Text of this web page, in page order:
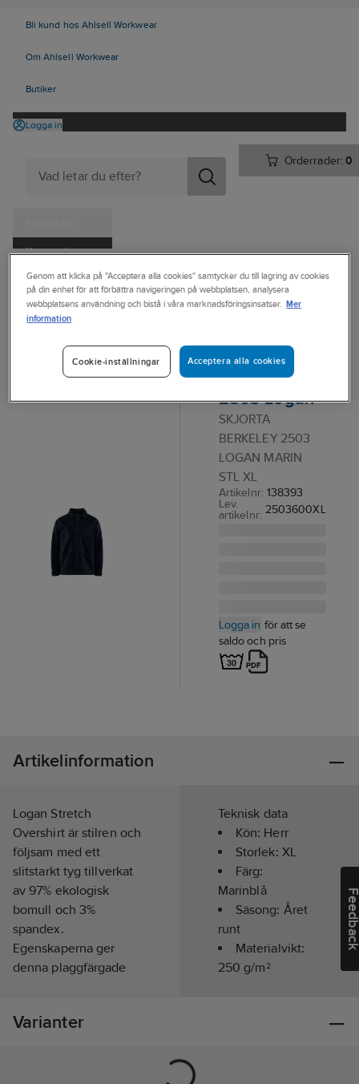
Bli kund hos Ahlsell Workwear
Om Ahlsell Workwear
Butiker
Logga in
Orderrader:0
Kampanjer
Tjänster
Kataloger
Ahlsell Produkter Personligt skydd Kläder
Dressat
Skjortor/Blusar
Skjorta
Berkeley
2503 Logan
SKJORTA
BERKELEY 2503
LOGAN MARIN
STL XL
Artikelnr: 138393
Lev.
artikelnr: 2503600XL
Logga in för att se
saldo och pris
Artikelinformation
Logan Stretch
Overshirt är stilren och
följsam med ett
slitstarkt tyg tillverkat
av 97% ekologisk
bomull och 3%
spandex.
Egenskaperna ger
denna plaggfärgade
bekväm stretch. Med
Teknisk data
Kön: Herr
Storlek: XL
Färg:
Marinblå
Säsong: Året
runt
Materialvikt:
250 g/m²
Varianter
Genom att klicka på "Acceptera alla cookies" samtycker du till lagring av cookies
på din enhet för att förbättra navigeringen på webbplatsen, analysera
webbplatsens användning och bistå i våra marknadsföringsinsatser. Mer
information
Acceptera alla cookies
Cookie-inställningar